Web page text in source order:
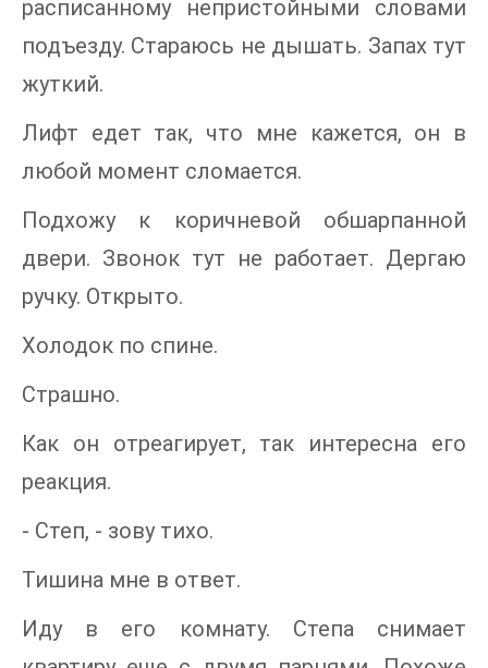
расписанному непристойными словами
подъезду. Стараюсь не дышать. Запах тут
жуткий.
Лифт едет так, что мне кажется, он в
любой момент сломается.
Подхожу к коричневой обшарпанной
двери. Звонок тут не работает. Дергаю
ручку. Открыто.
Холодок по спине.
Страшно.
Как он отреагирует, так интересна его
реакция.
- Степ, - зову тихо.
Тишина мне в ответ.
Иду в его комнату. Степа снимает